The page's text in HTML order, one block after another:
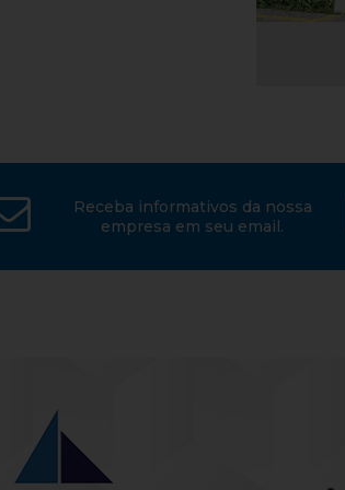
Receba informativos da nossa
empresa em seu email.